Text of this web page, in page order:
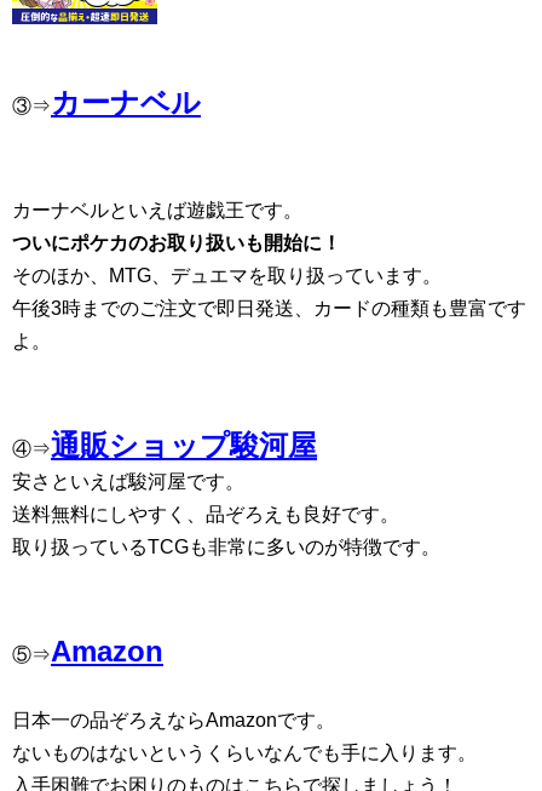
③⇒ カーナベル
カーナベルといえば遊戯王です。
ついにポケカのお取り扱いも開始に！
そのほか、MTG、デュエマを取り扱っています。
午後3時までのご注文で即日発送、カードの種類も豊富です
よ。
④⇒通販ショップ駿河屋
安さといえば駿河屋です。
送料無料にしやすく、品ぞろえも良好です。
取り扱っているTCGも非常に多いのが特徴です。
⑤⇒Amazon
日本一の品ぞろえならAmazonです。
ないものはないというくらいなんでも手に入ります。
入手困難でお困りのものはこちらで探しましょう！